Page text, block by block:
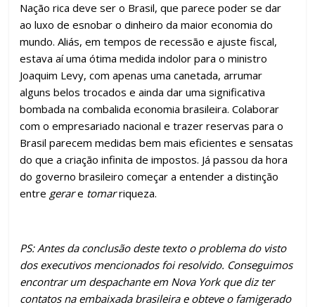
Nação rica deve ser o Brasil, que parece poder se dar
ao luxo de esnobar o dinheiro da maior economia do
mundo. Aliás, em tempos de recessão e ajuste fiscal,
estava aí uma ótima medida indolor para o ministro
Joaquim Levy, com apenas uma canetada, arrumar
alguns belos trocados e ainda dar uma significativa
bombada na combalida economia brasileira. Colaborar
com o empresariado nacional e trazer reservas para o
Brasil parecem medidas bem mais eficientes e sensatas
do que a criação infinita de impostos. Já passou da hora
do governo brasileiro começar a entender a distinção
entre gerare tomarriqueza.
PS: Antes da conclusão deste texto o problema do visto
dos executivos mencionados foi resolvido. Conseguimos
encontrar um despachante em Nova York que diz ter
contatos na embaixada brasileira e obteve o famigerado